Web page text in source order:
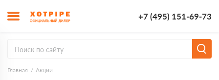
+7 (495) 151-69-73
Главная Акции